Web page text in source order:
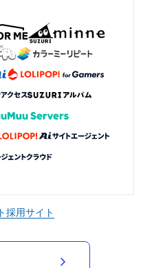
採用サイト